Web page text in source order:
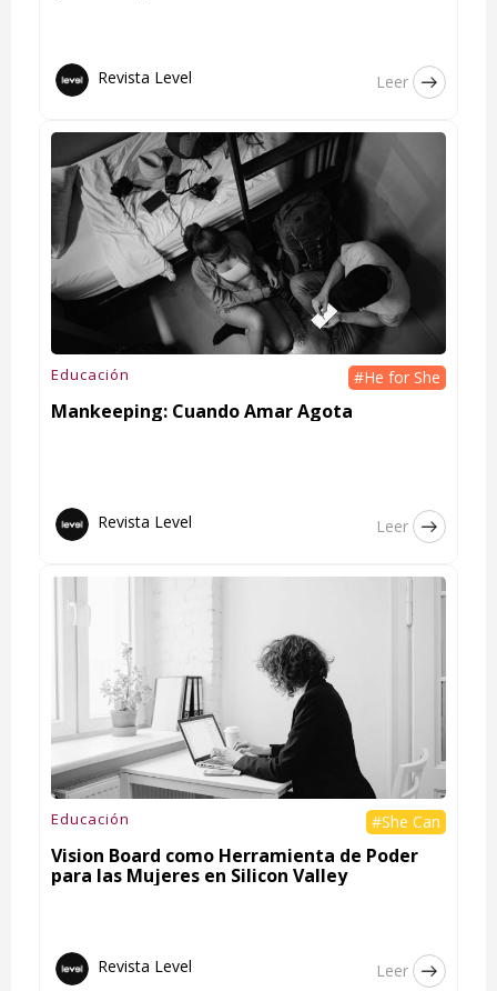
Revista Level Leer
Educación #He for She
Mankeeping: Cuando Amar Agota
Revista Level Leer
Educación #She Can
Vision Board como Herramienta de Poder
para las Mujeres en Silicon Valley
Revista Level Leer